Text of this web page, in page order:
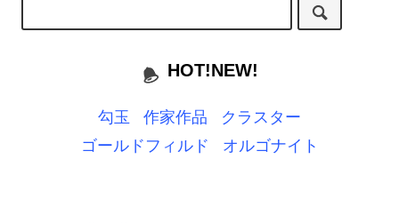
HOT!NEW!
勾玉 作家作品
クラスター
ゴールドフィルド
オルゴナイト